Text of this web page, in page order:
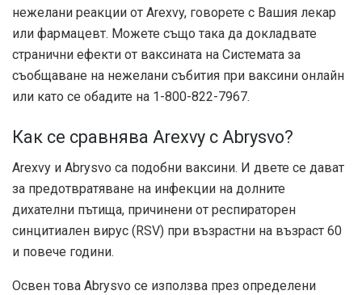
нежелани реакции от Arexvy, говорете с Вашия лекар
или фармацевт. Можете също така да докладвате
странични ефекти от ваксината на Системата за
съобщаване на нежелани събития при ваксини онлайн
или като се обадите на 1-800-822-7967.
Как се сравнява Arexvy с Abrysvo?
Arexvy и Abrysvo са подобни ваксини. И двете се дават
за предотвратяване на инфекции на долните
дихателни пътища, причинени от респираторен
синцитиален вирус (RSV) при възрастни на възраст 60
и повече години.
Освен това Abrysvo се използва през определени